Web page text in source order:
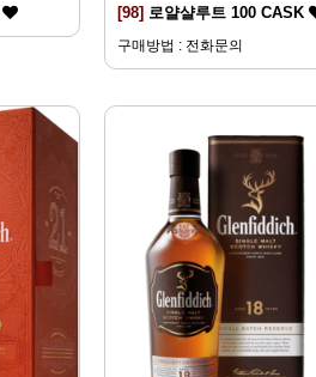
[98] 로얄샬루트 100 CASK
구매방법 : 전화문의